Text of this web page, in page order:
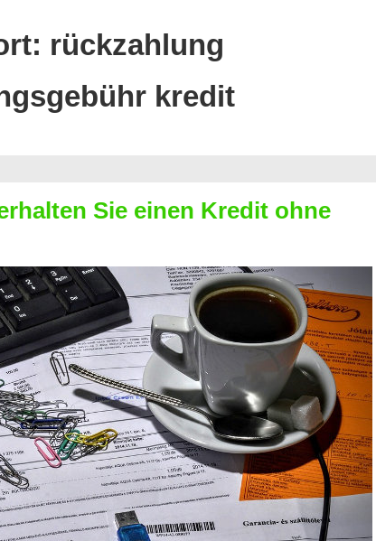
rückzahlung
kredit
Sie einen Kredit ohne